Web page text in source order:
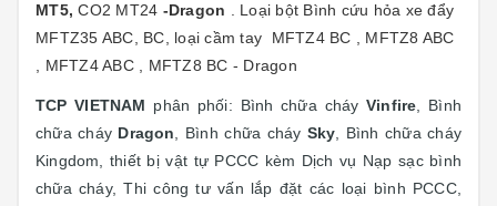
MT5,CO2 MT24 -Dragon . Loại bột Bình cứu hỏa xe đẩy
MFTZ35 ABC, BC, loại cầm tay MFTZ4 BC , MFTZ8 ABC
, MFTZ4 ABC , MFTZ8 BC - Dragon
TCP VIETNAM phân phối: Bình chữa cháyVinfire , Bình
chữa cháy Dragon , Bình chữa cháy Sky , Bình chữa cháy
Kingdom, thiết bị vật tự PCCC kèm Dịch vụ Nạp sạc bình
chữa cháy, Thi công tư vấn lắp đặt các loại bình PCCC,